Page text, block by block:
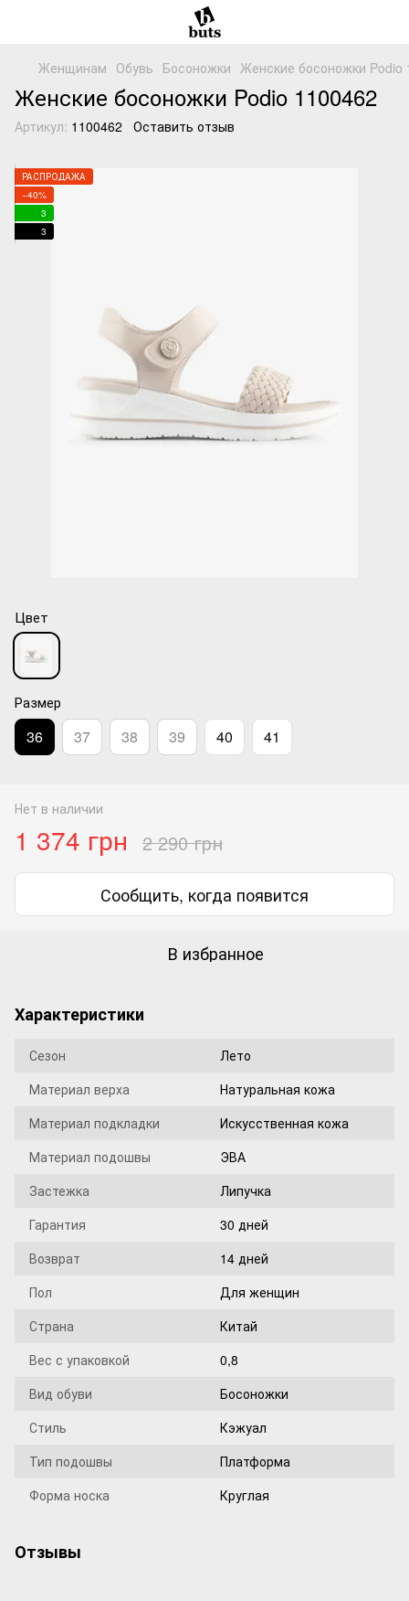
Женщинам Обувь Босоножки Женские босоножки Podio
Женские босоножки Podio 1100462
Артикул: 1100462 Оставить отзыв
РАСПРОДАЖА
−40%
3
3
Цвет
Размер
36 37 38 39 40 41
Нет в наличии
1 374 грн 2 290 грн
Сообщить, когда появится
В избранное
Характеристики
Сезон
Лето
Материал верха
Натуральная кожа
Материал подкладки
Искусственная кожа
Материал подошвы
ЭВА
Застежка
Липучка
Гарантия
30 дней
Возврат
14 дней
Пол
Для женщин
Страна
Китай
Вес с упаковкой
0,8
Вид обуви
Босоножки
Стиль
Кэжуал
Тип подошвы
Платформа
Форма носка
Круглая
Отзывы